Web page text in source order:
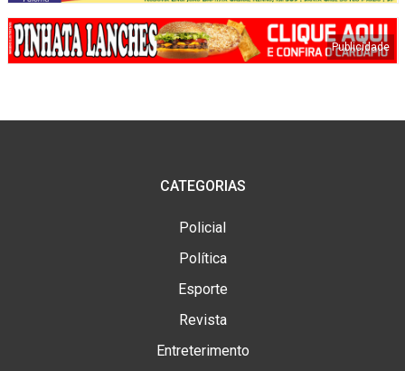
CATEGORIAS
Policial
Política
Esporte
Revista
Entreterimento